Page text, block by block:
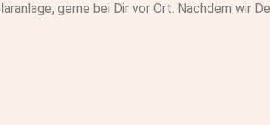
gerne bei Dir vor Ort. Nachdem wir